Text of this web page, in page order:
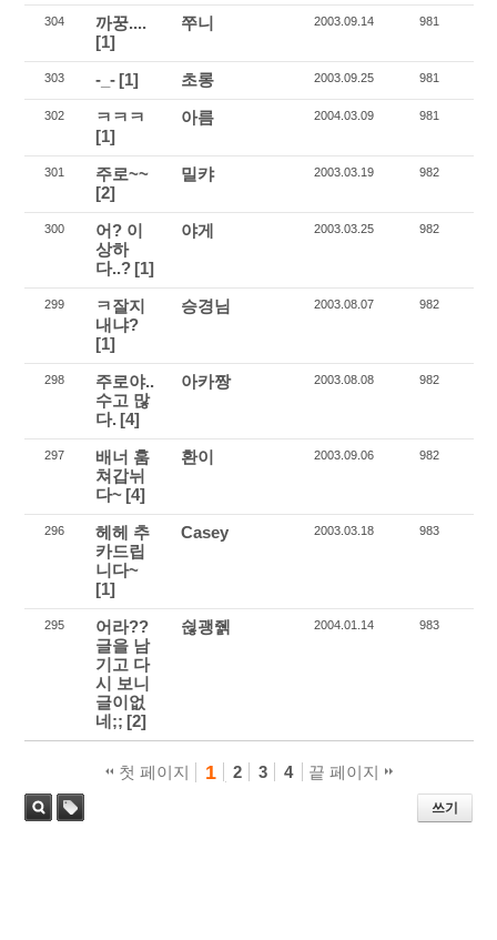
304
까꿍....
[1]
쭈니 2003.09.14 981
303 -_- [1] 초롱 2003.09.25 981
302
ㅋㅋㅋ
[1]
아름 2004.03.09 981
301
주로~~
[2]
밀캬 2003.03.19 982
300
어? 이
상하
다..? [1]
야게 2003.03.25 982
299
ㅋ잘지
내냐?
[1]
승경님 2003.08.07 982
298
주로야..
수고 많
다. [4]
아카짱 2003.08.08 982
297
배너 훔
쳐갑뉘
다~ [4]
환이 2003.09.06 982
296
헤헤 추
카드립
니다~
[1]
Casey 2003.03.18 983
295
어라??
글을 남
기고 다
시 보니
글이없
네;; [2]
쉲괭줽 2004.01.14 983
첫 페이지 1 2 3 4 끝 페이지
쓰기